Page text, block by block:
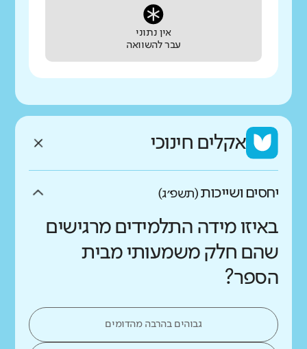
אין נתוני
עבר להשוואה
אקלים חינוכי
יחסים ושייכות(תשפ״ג)
באיזו מידה התלמידים מרגישים
שהם חלק משמעותי מבית
הספר?
גבוהים בהרבה מהדומים